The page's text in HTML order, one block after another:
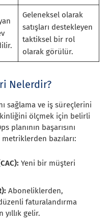
Geleneksel olarak
satışları destekleyen
taktiksel bir rol
olarak görülür.
Nelerdir?
sağlama ve iş süreçlerini
ölçmek için belirli
planının başarısını
bazıları:
Yeni bir müşteri
Aboneliklerden,
faturalandırma
gelir.